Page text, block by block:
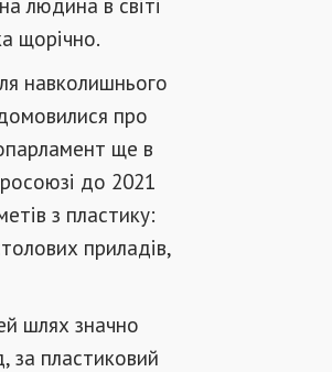
щорічно.
навколишнього
про
ще в
до 2021
з пластику:
приладів,
шлях значно
за пластиковий